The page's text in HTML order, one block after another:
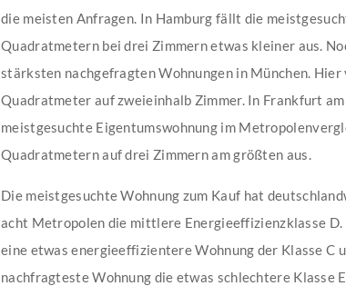
die meisten Anfragen. In Hamburg fällt die
Quadratmetern bei drei Zimmern etwas kleiner aus.
stärksten nachgefragten Wohnungen in München.
Quadratmeter auf zweieinhalb Zimmer. In Frankfurt
meistgesuchte Eigentumswohnung im
Quadratmetern auf drei Zimmern am größten aus.
Die meistgesuchte Wohnung zum Kauf hat
acht Metropolen die mittlere Energieeffizienzklasse D.
eine etwas energieeffizientere Wohnung der Klasse C
nachfragteste Wohnung die etwas schlechtere Klasse